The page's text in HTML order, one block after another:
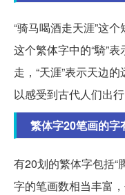
“骑马喝酒走天涯”这个
这个繁体字中的“騎”表
走，“天涯”表示天边
以感受到古代人们出行
繁体字20笔画的字
有20划的繁体字包括“
字的笔画数相当丰富